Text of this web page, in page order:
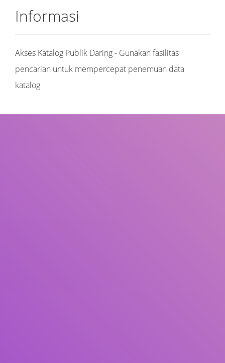
Informasi
Akses Katalog Publik Daring - Gunakan fasilitas
pencarian untuk mempercepat penemuan data
katalog